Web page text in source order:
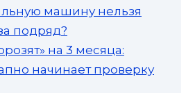
машину нельзя
подряд?
на 3 месяца:
начинает проверку